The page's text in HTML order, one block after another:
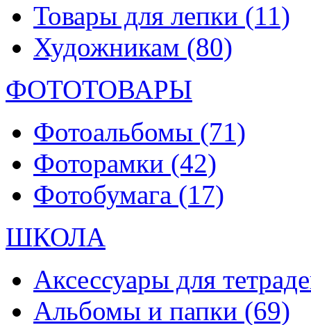
Товары для лепки (11)
Художникам (80)
ФОТОТОВАРЫ
Фотоальбомы (71)
Фоторамки (42)
Фотобумага (17)
ШКОЛА
Аксессуары для
Альбомы и папки (69)